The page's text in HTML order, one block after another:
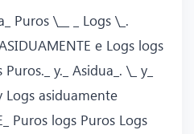
Puros \__ _ Logs \_.
e Logs logs
y._ Asidua_. \_ y_
Logs asiduamente
Puros logs Puros Logs